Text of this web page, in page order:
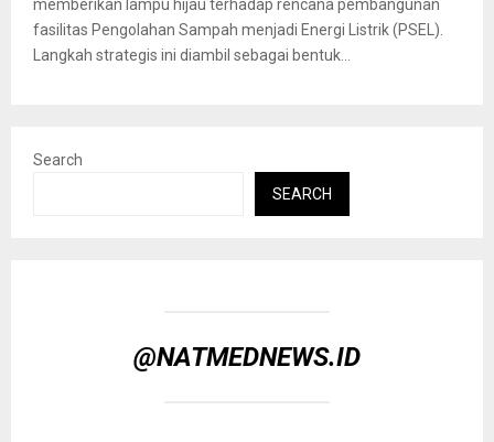
memberikan lampu hijau terhadap rencana pembangunan
fasilitas Pengolahan Sampah menjadi Energi Listrik (PSEL).
Langkah strategis ini diambil sebagai bentuk...
Search
SEARCH
@NATMEDNEWS.ID